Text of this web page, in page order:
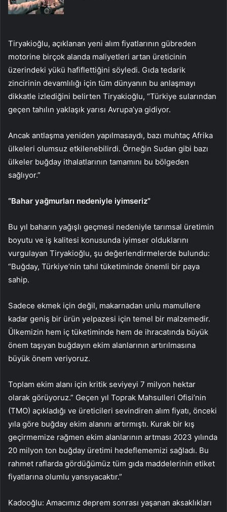
Tiryakioğlu, açıklanan yeni alım fiyatlarının gübreden
motorine birçok alanda maliyetleri artan üreticinin
üzerindeki yükü hafiflettiğini söyledi. Gıda tedarik
zincirinin devamlılığı için tüm dünyanın bu anlaşmayı
dikkatle izlediğini belirten Tiryakioğlu, “Türkiye sularından
geçen tahılın yaklaşık yarısı Avrupa’ya gidiyor.
Ancak antlaşma yeniden yapılmasaydı, bazı muhtaç Afrika
ülkeleri olumsuz etkilenebilirdi. Örneğin Sudan gibi bazı
ülkeler buğday ithalatlarının tamamını bu bölgeden
sağlıyor.”
“Bahar yağmurları nedeniyle iyimseriz”
Bu yıl baharın yağışlı geçmesi nedeniyle tarımsal üretimin
boyutu ve iş kalitesi konusunda iyimser olduklarını
vurgulayan Tiryakioğlu, şu değerlendirmelerde bulundu:
“Buğday, Türkiye’nin tahıl tüketiminde önemli bir paya
sahip.
Sadece ekmek için değil, makarnadan unlu mamullere
kadar geniş bir ürün yelpazesi için temel bir malzemedir.
Ülkemizin hem iç tüketiminde hem de ihracatında büyük
önem taşıyan buğdayın ekim alanlarının artırılmasına
büyük önem veriyoruz.
Toplam ekim alanı için kritik seviyeyi 7 milyon hektar
olarak görüyoruz.” Geçen yıl Toprak Mahsulleri Ofisi’nin
(TMO) açıkladığı ve üreticileri sevindiren alım fiyatı, önceki
yıla göre buğday ekim alanını artırmıştı. Kurak bir kış
geçirmemize rağmen ekim alanlarının artması 2023 yılında
20 milyon ton buğday üretimi hedeflememizi sağladı. Bu
rahmet raflarda gördüğümüz tüm gıda maddelerinin etiket
fiyatlarına olumlu yansıyacaktır.”
Kadooğlu: Amacımız deprem sonrası yaşanan aksaklıkları